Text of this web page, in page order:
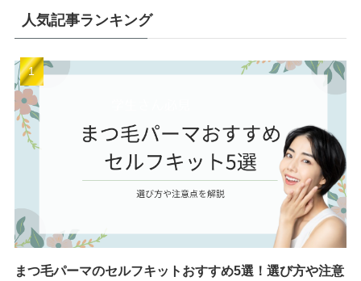
人気記事ランキング
まつ毛パーマのセルフキットおすすめ5選！選び方や注意